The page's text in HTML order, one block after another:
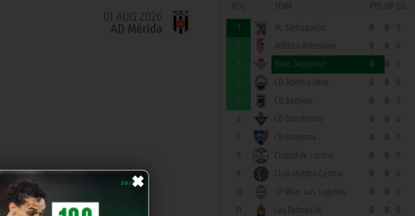
×
POS TEAM PTS GP GD
1 At. Sanluqueño 0 0
0
2
Atlético Antoniano 0 0
0
3
Betis Deportivo 0 0
0
4
CD Atlético Paso 0 0
0
5
CD Badajoz 0 0
0
6
CD Don Benito 0 0
0
7
CD Estepona 0 0
0
8
Ciudad de Lucena 0 0
0
9
Club Atlético Central 0 0
0
10
CP Mijas Las Lagunas 0 0
0
11
Las Palmas At. 0 0
0
01 AUG 2026
AD Mérida